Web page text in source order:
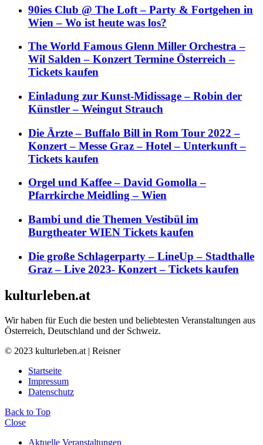
90ies Club @ The Loft – Party & Fortgehen in
Wien – Wo ist heute was los?
The World Famous Glenn Miller Orchestra –
Wil Salden – Konzert Termine Österreich –
Tickets kaufen
Einladung zur Kunst-Midissage – Robin der
Künstler – Weingut Strauch
Die Ärzte – Buffalo Bill in Rom Tour 2022 –
Konzert – Messe Graz – Hotel – Unterkunft –
Tickets kaufen
Orgel und Kaffee – David Gomolla –
Pfarrkirche Meidling – Wien
Bambi und die Themen Vestibül im
Burgtheater WIEN Tickets kaufen
Die große Schlagerparty – LineUp – Stadthalle
Graz – Live 2023- Konzert – Tickets kaufen
kulturleben.at
Wir haben für Euch die besten und beliebtesten Veranstaltungen aus
Österreich, Deutschland und der Schweiz.
© 2023 kulturleben.at | Reisner
Startseite
Impressum
Datenschutz
Back to Top
Close
Aktuelle Veranstaltungen